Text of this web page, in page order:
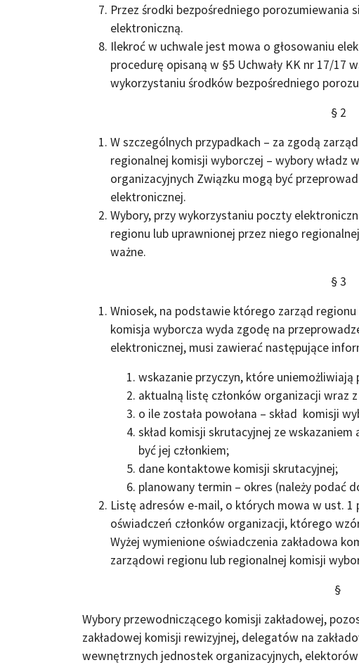
Przez środki bezpośredniego porozumiewania
elektroniczną.
Ilekroć w uchwale jest mowa o głosowaniu
procedurę opisaną w §5 Uchwały KK nr 17/17
wykorzystaniu środków bezpośredniego
§ 2
W szczególnych przypadkach – za zgodą
regionalnej komisji wyborczej – wybory władz
organizacyjnych Związku mogą być
elektronicznej.
Wybory, przy wykorzystaniu poczty
regionu lub uprawnionej przez niego
ważne.
§ 3
Wniosek, na podstawie którego zarząd
komisja wyborcza wyda zgodę na
elektronicznej, musi zawierać następujące
wskazanie przyczyn, które
aktualną listę członków organizacji wraz
o ile została powołana – skład komisji
skład komisji skrutacyjnej ze
być jej członkiem;
dane kontaktowe komisji skrutacyjnej;
planowany termin – okres (należy podać
Listę adresów e-mail, o których mowa w ust.
oświadczeń członków organizacji, którego
Wyżej wymienione oświadczenia zakładowa
zarządowi regionu lub regionalnej komisji
§
Wybory przewodniczącego komisji zakładowej,
zakładowej komisji rewizyjnej, delegatów na
wewnętrznych jednostek organizacyjnych,